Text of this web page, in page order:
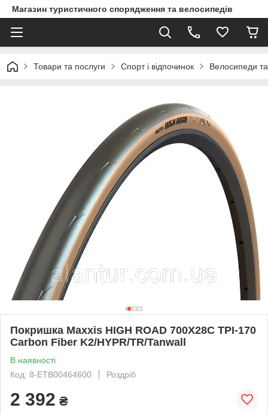
Магазин туристичного спорядження та велосипедів
Товари та послуги Спорт і відпочинок Велосипеди
Покришка Maxxis HIGH ROAD 700X28C TPI-170
Carbon Fiber K2/HYPR/TR/Tanwall
В наявності
Код: 8-ETB00464600
Роздріб
2 392 ₴